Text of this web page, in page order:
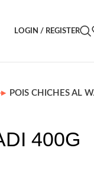
LOGIN / REGISTER
POIS CHICHES AL
400G